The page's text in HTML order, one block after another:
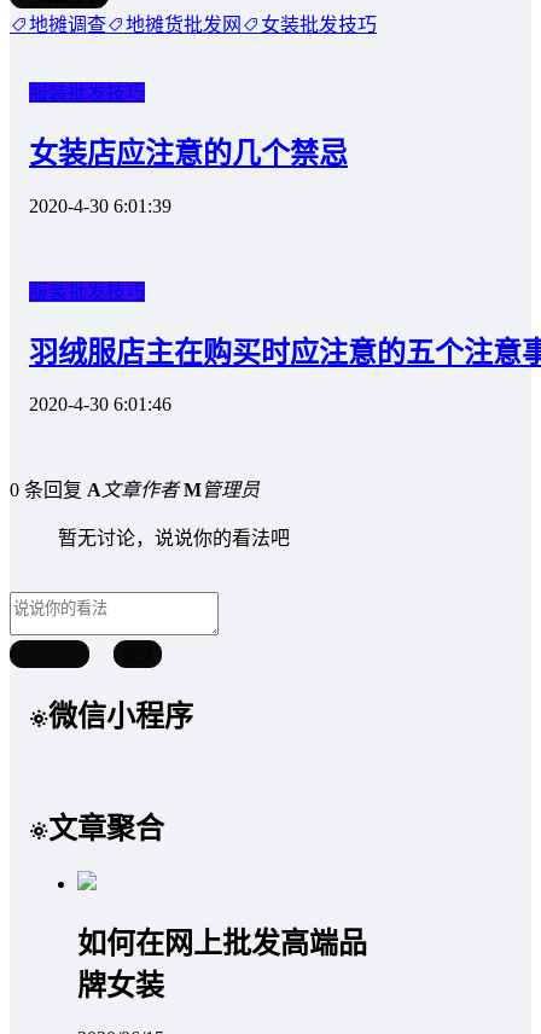
地摊调查 地摊货批发网 女装批发技巧
服装批发技巧
女装店应注意的几个禁忌
2020-4-30 6:01:39
服装批发技巧
羽绒服店主在购买时应注意的五个注意
2020-4-30 6:01:46
0 条回复 A文章作者 M管理员
暂无讨论，说说你的看法吧
微信小程序
文章聚合
如何在网上批发高端品
牌女装